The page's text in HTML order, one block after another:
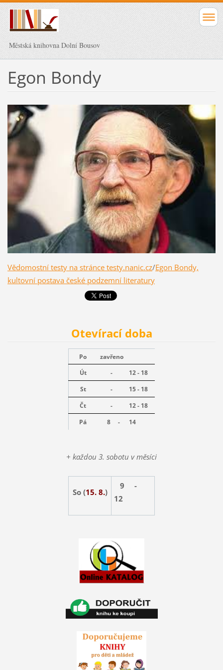
Městská knihovna Dolní Bousov
Egon Bondy
Vědomostní testy na stránce testy.nanic.cz/Egon Bondy,
kultovní postava české podzemní literatury
Otevírací doba
Po
zavřeno
Út
-
12 - 18
St
-
15 - 18
Čt
-
12 - 18
Pá
8 - 14
+ každou 3. sobotu v měsíci
So (15. 8.)
9 -
12